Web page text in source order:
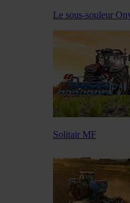
Le sous-souleur
Solitair MF